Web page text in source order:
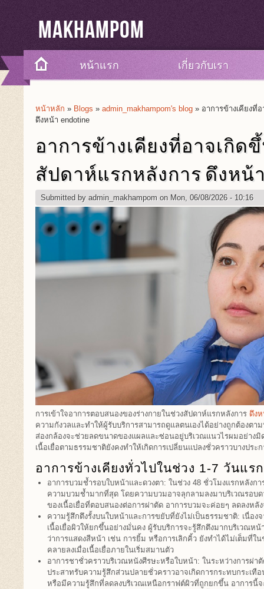
Makhampom
หน้าแรก เกี่ยวกับเรา
You Are Here
หน้าหลัก » Blogs » admin_makhampom's blog » อาการข้างเคียงที่
ดึงหน้า endotine
อาการข้างเคียงที่อาจเกิด
สัปดาห์แรกหลังการ ดึงหน้า
Submitted by admin_makhampom on Mon, 06/08/2026 - 10:16
การเข้าใจอาการตอบสนองของร่างกายในช่วงสัปดาห์แรกหลังการ ดึง
ความกังวลและทำให้ผู้รับบริการสามารถดูแลตนเองได้อย่างถูกต้องต
ส่องกล้องจะช่วยลดขนาดของแผลและซ่อนอยู่บริเวณแนวไรผมอย่าง
เนื้อเยื่อตามธรรมชาติยังคงทำให้เกิดการเปลี่ยนแปลงชั่วคราวบางประ
อาการข้างเคียงทั่วไปในช่วง 1-7 วันแ
อาการบวมช้ำรอบใบหน้าและดวงตา: ในช่วง 48 ชั่วโมงแรกหลังก
ความบวมช้ำมากที่สุด โดยความบวมอาจลุกลามลงมาบริเวณรอบ
ของเนื้อเยื่อที่ตอบสนองต่อการผ่าตัด อาการบวมจะค่อยๆ ลดลงหลั
ความรู้สึกตึงรั้งบนใบหน้าและการขยับที่ยังไม่เป็นธรรมชาติ: เนื่อง
เนื้อเยื่อผิวให้ยกขึ้นอย่างมั่นคง ผู้รับบริการจะรู้สึกตึงมากบริเวณห
ว่าการแสดงสีหน้า เช่น การยิ้ม หรือการเลิกคิ้ว ยังทำได้ไม่เต็มที่ใ
คลายลงเมื่อเนื้อเยื่อภายในเริ่มสมานตัว
อาการชาชั่วคราวบริเวณหนังศีรษะหรือใบหน้า: ในระหว่างการผ่า
ประสาทรับความรู้สึกส่วนปลายชั่วคราวอาจเกิดการกระทบกระเทื
หรือมีความรู้สึกที่ลดลงบริเวณเหนือกราฟต์ผิวที่ถูกยกขึ้น อาการนี้